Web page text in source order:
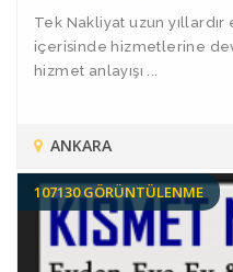
Tek Nakliyat uzun
içerisinde hizmetlerine
hizmet anlayışı ...
ANKARA
107130 GÖRÜNTÜLENME